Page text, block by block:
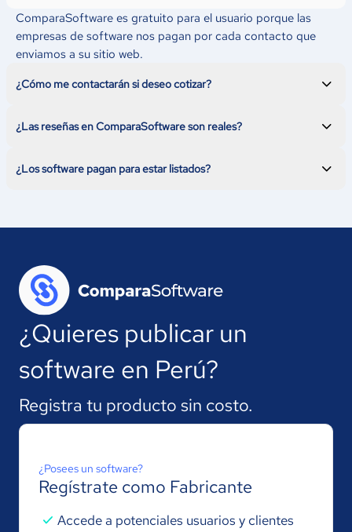
ComparaSoftware es gratuito para el usuario porque las
empresas de software nos pagan por cada contacto que
enviamos a su sitio web.
¿Cómo me contactarán si deseo cotizar?
Esto dependerá de las categorías. En algunas solo
directo con los proveedores.
¿Las reseñas en ComparaSoftware son reales?
¡Si! Contamos con un equipo que analiza las reseñas
nuestros usuarios.
¿Los software pagan para estar listados?
¿Quieres publicar un
software en Perú?
Registra tu producto sin costo.
¿Posees un software?
Regístrate como Fabricante
Accede a potenciales usuarios y clientes